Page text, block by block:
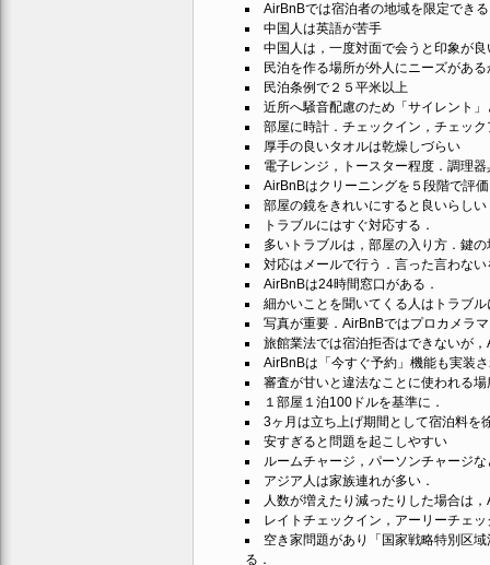
AirBnBでは宿泊者の地域を限定できる
中国人は英語が苦手
中国人は，一度対面で会うと印象が良
民泊を作る場所が外人にニーズがあ
民泊条例で２５平米以上
近所へ騒音配慮のため「サイレント
部屋に時計．チェックイン，チェッ
厚手の良いタオルは乾燥しづらい
電子レンジ，トースター程度．調理
AirBnBはクリーニングを５段階で評
部屋の鏡をきれいにすると良いらしい
トラブルにはすぐ対応する．
多いトラブルは，部屋の入り方．鍵
対応はメールで行う．言った言わない
AirBnBは24時間窓口がある．
細かいことを聞いてくる人はトラブ
写真が重要．AirBnBではプロカメラ
旅館業法では宿泊拒否はできないが
AirBnBは「今すぐ予約」機能も実装
審査が甘いと違法なことに使われる
１部屋１泊100ドルを基準に．
3ヶ月は立ち上げ期間として宿泊料を
安すぎると問題を起こしやすい
ルームチャージ，パーソンチャージ
アジア人は家族連れが多い．
人数が増えたり減ったりした場合は
レイトチェックイン，アーリーチェ
空き家問題があり「国家戦略特別区
る．